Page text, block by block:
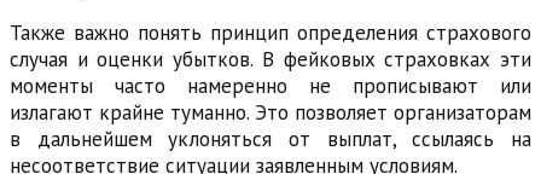
Также важно понять принцип определения страхового
случая и оценки убытков. В фейковых страховках эти
моменты часто намеренно не прописывают или
излагают крайне туманно. Это позволяет организаторам
в дальнейшем уклоняться от выплат, ссылаясь на
несоответствие ситуации заявленным условиям.